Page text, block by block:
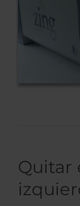
Quitar